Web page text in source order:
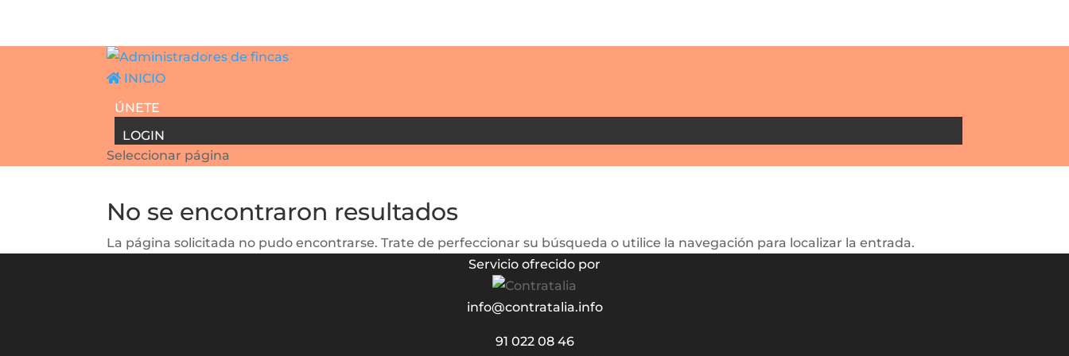
INICIO
ÚNETE
LOGIN
Seleccionar página
No se encontraron resultados
La página solicitada no pudo encontrarse. Trate de perfeccionar su búsqueda o utilice la navegación para localizar la entrada.
Servicio ofrecido por
info@contratalia.info
91 022 08 46